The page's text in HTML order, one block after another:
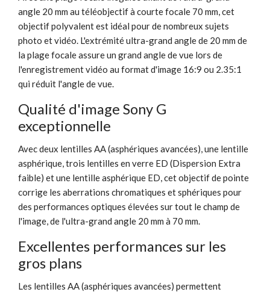
angle 20 mm au téléobjectif à courte focale 70 mm, cet
objectif polyvalent est idéal pour de nombreux sujets
photo et vidéo. L'extrémité ultra-grand angle de 20 mm de
la plage focale assure un grand angle de vue lors de
l'enregistrement vidéo au format d'image 16:9 ou 2.35:1
qui réduit l'angle de vue.
Qualité d'image Sony G
exceptionnelle
Avec deux lentilles AA (asphériques avancées), une lentille
asphérique, trois lentilles en verre ED (Dispersion Extra
faible) et une lentille asphérique ED, cet objectif de pointe
corrige les aberrations chromatiques et sphériques pour
des performances optiques élevées sur tout le champ de
l'image, de l'ultra-grand angle 20 mm à 70 mm.
Excellentes performances sur les
gros plans
Les lentilles AA (asphériques avancées) permettent